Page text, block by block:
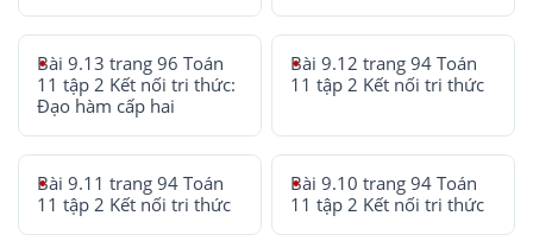
Bài 9.13 trang 96 Toán
11 tập 2 Kết nối tri thức:
Đạo hàm cấp hai
Bài 9.12 trang 94 Toán
11 tập 2 Kết nối tri thức
Bài 9.11 trang 94 Toán
11 tập 2 Kết nối tri thức
Bài 9.10 trang 94 Toán
11 tập 2 Kết nối tri thức